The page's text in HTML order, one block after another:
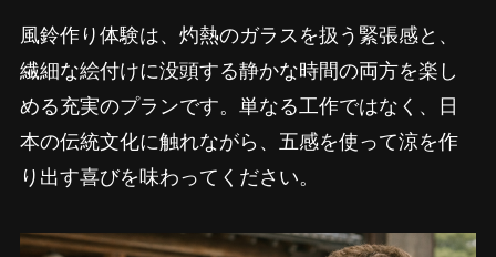
風鈴作り体験は、灼熱のガラスを扱う緊張感と、
繊細な絵付けに没頭する静かな時間の両方を楽し
める充実のプランです。単なる工作ではなく、日
本の伝統文化に触れながら、五感を使って涼を作
り出す喜びを味わってください。